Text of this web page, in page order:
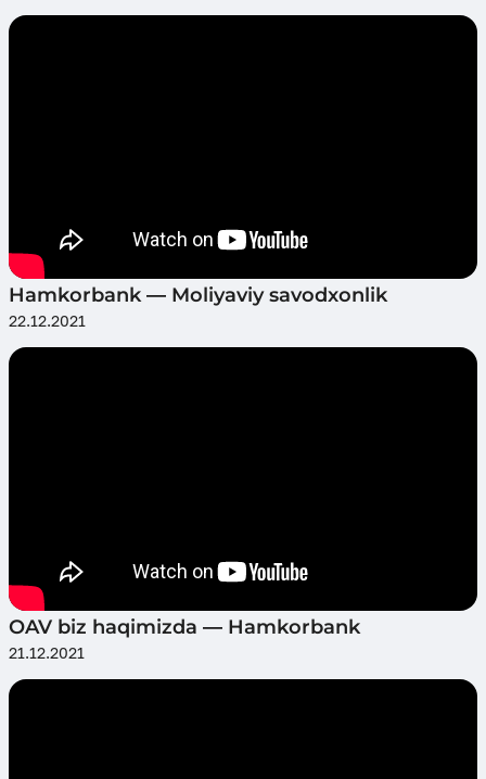
Hamkorbank — Moliyaviy savodxonlik
22.12.2021
OAV biz haqimizda — Hamkorbank
21.12.2021